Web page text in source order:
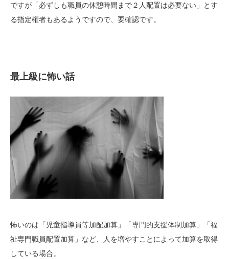
ですが「必ずしも職員の休憩時間まで２人配置は必要ない」とす
る指定権者もあるようですので、要確認です。
最上級に怖い話
怖いのは「児童指導員等加配加算」「専門的支援体制加算」「福
祉専門職員配置加算」など、人を増やすことによって加算を取得
している場合。